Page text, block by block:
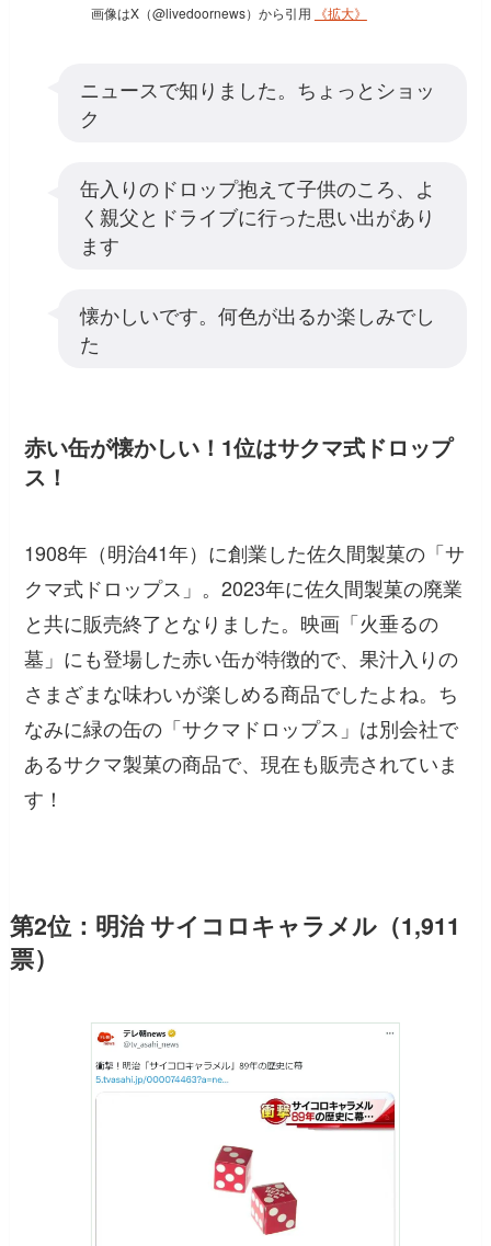
画像はX（@livedoornews）から引用 《拡大》
ニュースで知りました。ちょっとショッ
ク
缶入りのドロップ抱えて子供のころ、よ
く親父とドライブに行った思い出があり
ます
懐かしいです。何色が出るか楽しみでし
た
赤い缶が懐かしい！1位はサクマ式ドロップ
ス！
1908年（明治41年）に創業した佐久間製菓の「サ
クマ式ドロップス」。2023年に佐久間製菓の廃業
と共に販売終了となりました。映画「火垂るの
墓」にも登場した赤い缶が特徴的で、果汁入りの
さまざまな味わいが楽しめる商品でしたよね。ち
なみに緑の缶の「サクマドロップス」は別会社で
あるサクマ製菓の商品で、現在も販売されていま
す！
第2位：明治 サイコロキャラメル（1,911
票）